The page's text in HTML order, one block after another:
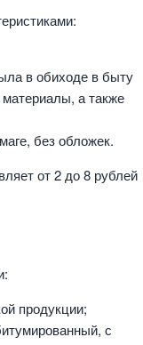
в обиходе в быту
а также
без обложек.
от 2 до 8 рублей
продукции;
с